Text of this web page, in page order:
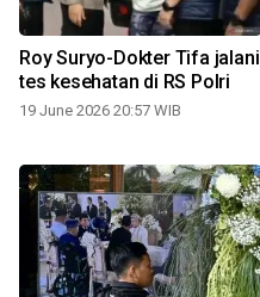
Roy Suryo-Dokter Tifa jalani
tes kesehatan di RS Polri
19 June 2026 20:57 WIB